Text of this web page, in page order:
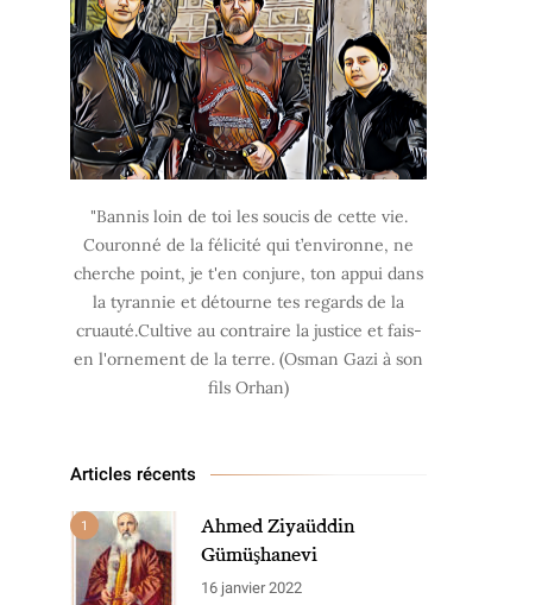
"Bannis loin de toi les soucis de cette vie.
Couronné de la félicité qui t’environne, ne
cherche point, je t'en conjure, ton appui dans
la tyrannie et détourne tes regards de la
cruauté.Cultive au contraire la justice et fais-
en l'ornement de la terre. (Osman Gazi à son
fils Orhan)
Articles récents
1
Ahmed Ziyaüddin
Gümüşhanevi
16 janvier 2022